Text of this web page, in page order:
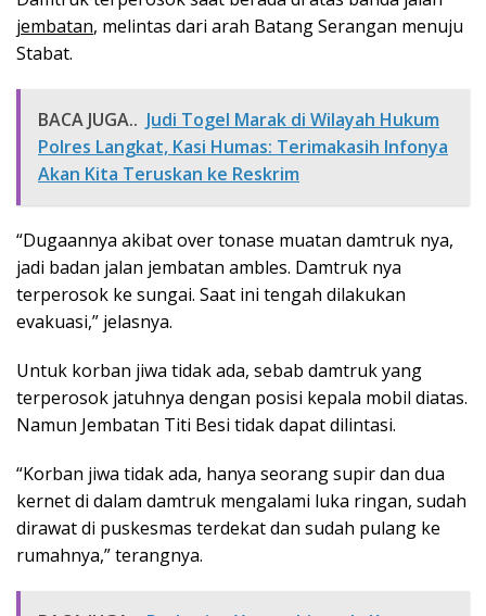
jembatan, melintas dari arah Batang Serangan menuju
Stabat.
BACA JUGA.. Judi Togel Marak di Wilayah Hukum
Polres Langkat, Kasi Humas: Terimakasih Infonya
Akan Kita Teruskan ke Reskrim
“Dugaannya akibat over tonase muatan damtruk nya,
jadi badan jalan jembatan ambles. Damtruk nya
terperosok ke sungai. Saat ini tengah dilakukan
evakuasi,” jelasnya.
Untuk korban jiwa tidak ada, sebab damtruk yang
terperosok jatuhnya dengan posisi kepala mobil diatas.
Namun Jembatan Titi Besi tidak dapat dilintasi.
“Korban jiwa tidak ada, hanya seorang supir dan dua
kernet di dalam damtruk mengalami luka ringan, sudah
dirawat di puskesmas terdekat dan sudah pulang ke
rumahnya,” terangnya.